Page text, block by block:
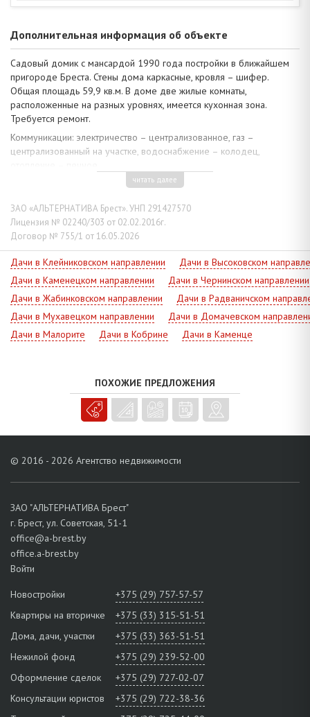
Дополнительная информация об объекте
Садовый домик с мансардой 1990 года постройки в ближайшем
пригороде Бреста. Стены дома каркасные, кровля – шифер.
Общая площадь 59,9 кв.м. В доме две жилые комнаты,
расположенные на разных уровнях, имеется кухонная зона.
Требуется ремонт.
Коммуникации: электричество – централизованное, газ –
централизованный на участке, водоснабжение – колодец,
Земельный участок площадью 0,0527 га огорожен забором из
сарай, уборная. Садоводческое товарищество находится в районе
деревни Малые Косичи, поблизости проходит автомагистраль М-1,
северное полукольцо и железная дорога. Рядом имеется
большое озеро с организованной закрытой зоной для купания и
культурного отдыха.
Звоните, чтобы согласовать просмотр объекта!
читать далее
ЗАО «АЛЬТЕРНАТИВА Брест». УНП 291427570
Лицензия № 02240/303 от 02.02.2016г.
Договор № 755/1 от 16.05.2026
Дачи в Клейниковском направлении
Дачи в Высоковском
Дачи в Каменецком направлении
Дачи в Чернинском направлении
Дачи в Жабинковском направлении
Дачи в Радваничском
Дачи в Мухавецком направлении
Дачи в Домачевском
Дачи в Малорите
Дачи в Кобрине Дачи в Каменце
ПОХОЖИЕ ПРЕДЛОЖЕНИЯ
© 2016 - 2026 Агентство недвижимости
ЗАО "АЛЬТЕРНАТИВА Брест"
г. Брест, ул. Советская, 51-1
office@a-brest.by
office.a-brest.by
Войти
Новостройки
+375 (29) 757-57-57
Квартиры на вторичке
+375 (33) 315-51-51
Дома, дачи, участки
+375 (33) 363-51-51
Нежилой фонд
+375 (29) 239-52-00
Оформление сделок
+375 (29) 727-02-07
Консультации юристов
+375 (29) 722-38-36